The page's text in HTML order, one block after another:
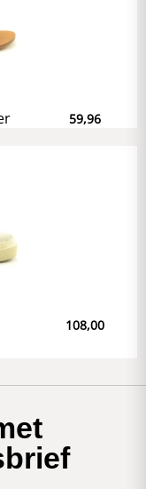
59,96
108,00